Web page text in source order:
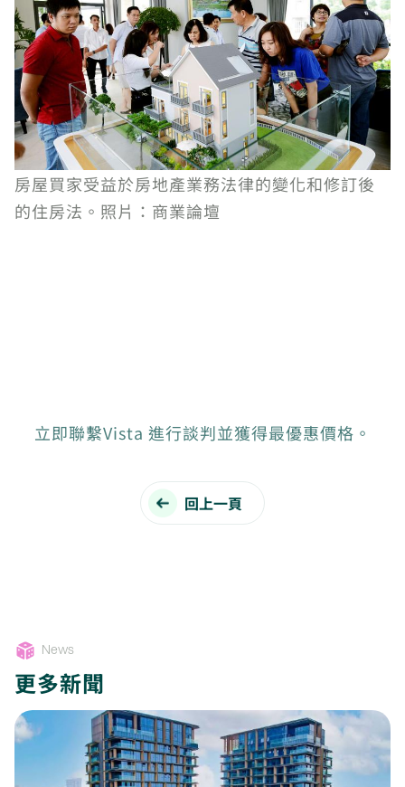
房屋買家受益於房地產業務法律的變化和修訂後
的住房法。照片：商業論壇
立即聯繫Vista 進行談判並獲得最優惠價格。
回上一頁
News
更多新聞